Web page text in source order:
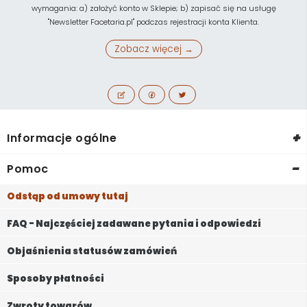
wymagania: a) założyć konto w Sklepie; b) zapisać się na usługę
"Newsletter Facetaria.pl" podczas rejestracji konta Klienta.
Zobacz więcej →
Informacje ogólne +
Pomoc -
Odstąp od umowy tutaj
FAQ - Najczęściej zadawane pytania i odpowiedzi
Objaśnienia statusów zamówień
Sposoby płatności